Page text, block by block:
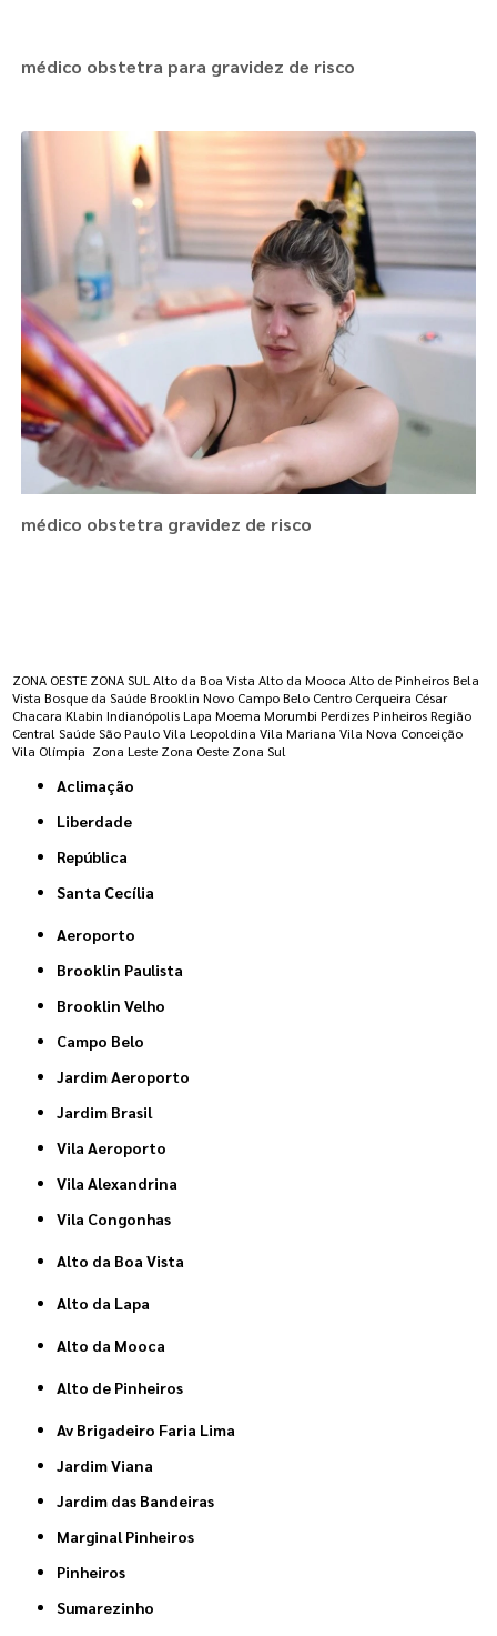
médico obstetra para gravidez de risco
médico obstetra gravidez de risco
ZONA OESTE ZONA SUL Alto da Boa Vista Alto da Mooca Alto de Pinheiros Bela
Vista Bosque da Saúde Brooklin Novo Campo Belo Centro Cerqueira César
Chacara Klabin Indianópolis Lapa Moema Morumbi Perdizes Pinheiros Região
Central Saúde São Paulo Vila Leopoldina Vila Mariana Vila Nova Conceição
Vila Olímpia Zona Leste Zona Oeste Zona Sul
Aclimação
Liberdade
República
Santa Cecília
Aeroporto
Brooklin Paulista
Brooklin Velho
Campo Belo
Jardim Aeroporto
Jardim Brasil
Vila Aeroporto
Vila Alexandrina
Vila Congonhas
Alto da Boa Vista
Alto da Lapa
Alto da Mooca
Alto de Pinheiros
Av Brigadeiro Faria Lima
Jardim Viana
Jardim das Bandeiras
Marginal Pinheiros
Pinheiros
Sumarezinho